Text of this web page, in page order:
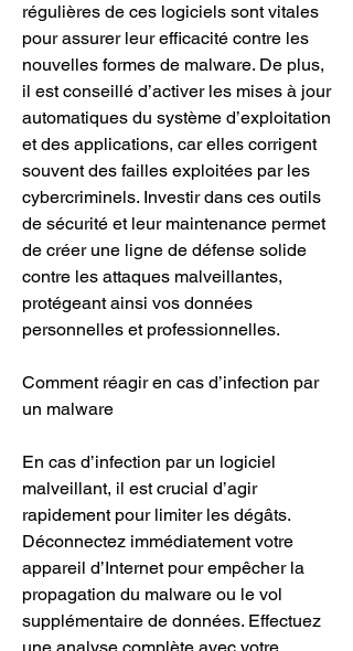
régulières de ces logiciels sont vitales
pour assurer leur efficacité contre les
nouvelles formes de malware. De plus,
il est conseillé d’activer les mises à jour
automatiques du système d’exploitation
et des applications, car elles corrigent
souvent des failles exploitées par les
cybercriminels. Investir dans ces outils
de sécurité et leur maintenance permet
de créer une ligne de défense solide
contre les attaques malveillantes,
protégeant ainsi vos données
personnelles et professionnelles.
Comment réagir en cas d’infection par
un malware
En cas d’infection par un logiciel
malveillant, il est crucial d’agir
rapidement pour limiter les dégâts.
Déconnectez immédiatement votre
appareil d’Internet pour empêcher la
propagation du malware ou le vol
supplémentaire de données. Effectuez